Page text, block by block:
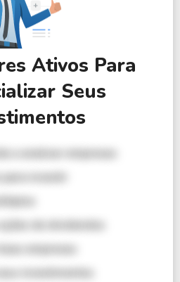
Ativos Para
Seus
a analisar empresas
investir
empresas
investimentos